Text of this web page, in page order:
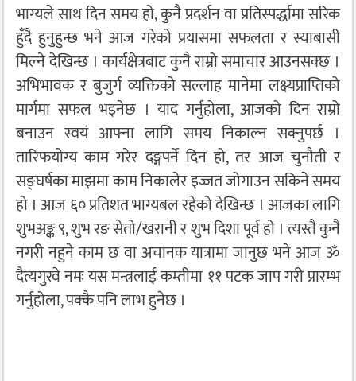
भाग्यले साथ दिन समय हो, कुनै प्रदर्शन वा प्रतिस्पर्द्धामा सरिक
हुँदै हुनुहुन्छ भने आज गरेको प्रयासमा सफलता र स्याबासी
मिल्ने देखिन्छ । कार्यक्षेत्रबाट कुनै राम्रो समाचार आउनसक्छ ।
अभिभावक र बुजुर्ग व्यक्तिको सल्लाह मानेमा लक्ष्यप्राप्तिको
मार्गमा सफल भइनेछ । याद गर्नुहोला, आजको दिन राम्रो
बनाउन स्वयं आफ्ना लागि समय निकाल्न सक्नुपर्छ ।
तारिफयोग्य काम गरेर दङ्गपर्ने दिन हो, तर आज चुनौती र
सङ्घर्षका माझमा काम निकालेर इज्जत जोगाउन सकिने समय
हो । आज ६० प्रतिशत भाग्यबल रहेको देखिन्छ । आजका लागि
शुभअङ्क ९, शुभ रङ सेतो/खरानी र शुभ दिशा पूर्व हो । त्यस्तै कुनै
नगरी नहुने काम छ वा अचानक यात्रामा जानुछ भने आज ॐ
दैत्यगुरवे नमः यस मन्त्रलाई कम्तीमा ११ पटक जाप गरी प्रारम्भ
गर्नुहोला, पक्कै पनि लाभ हुनेछ ।